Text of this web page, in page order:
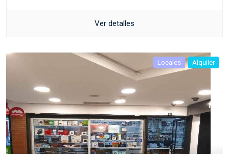
Ver detalles
Locales Alquiler